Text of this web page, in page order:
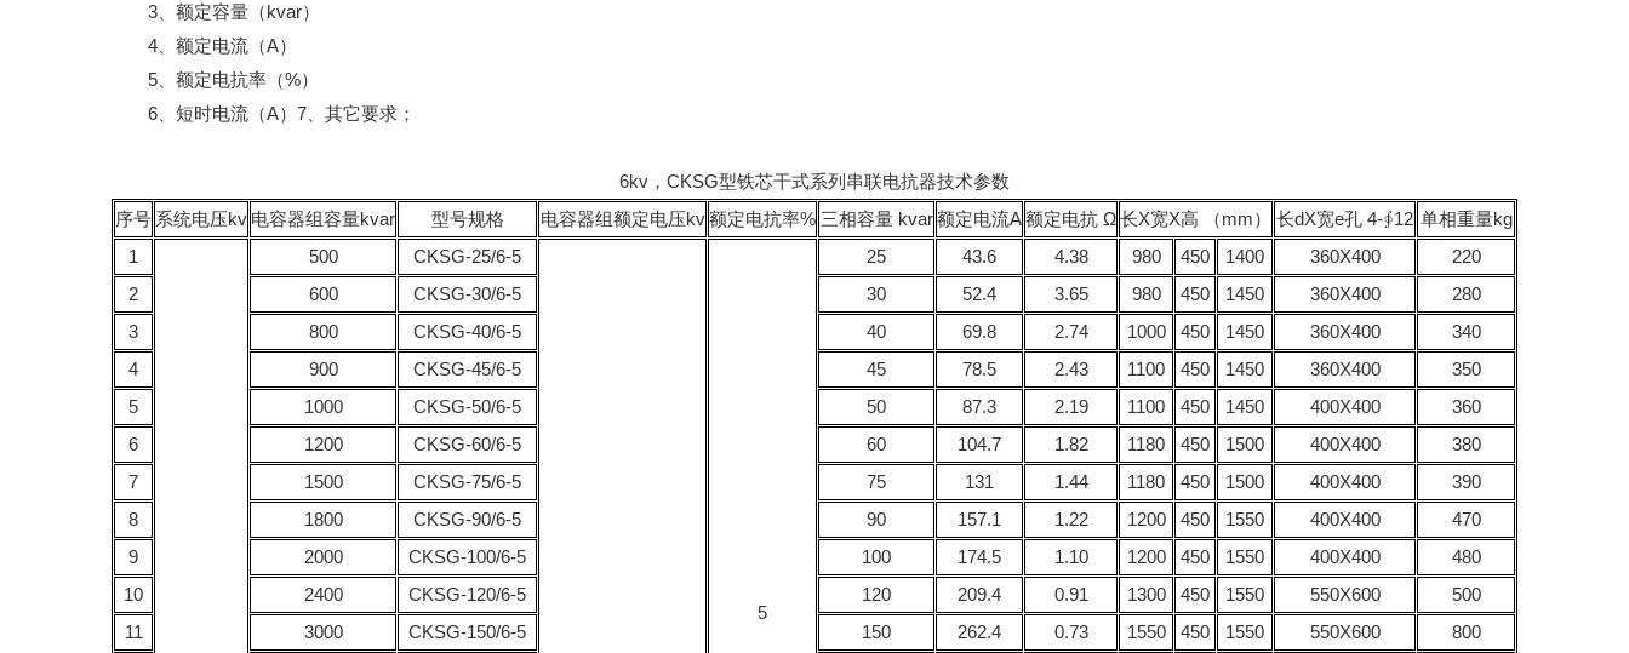
3、额定容量（kvar）
4、额定电流（A）
5、额定电抗率（%）
6、短时电流（A）7、其它要求；
6kv，CKSG型铁芯干式系列串联电抗器技术参数
序号 系统电压kv 电容器组容量kvar 型号规格 电容器组额定电压kv 额定电抗率% 三相容量 kvar 额定电流A额定电抗 Ω长Х宽Х高 （mm） 长dХ宽e孔 4-∮12 单相重量kg
1
500 CKSG-25/6-5
5
25 43.6 4.38 980 450 1400 360Х400
220
2
600 CKSG-30/6-5 30 52.4 3.65 980 450 1450 360Х400
280
3
800 CKSG-40/6-5 40 69.8 2.74 1000 450 1450 360Х400
340
4
900 CKSG-45/6-5 45 78.5 2.43 1100 450 1450 360Х400
350
5
1000 CKSG-50/6-5 50 87.3 2.19 1100 450 1450 400Х400
360
6
1200 CKSG-60/6-5 60 104.7 1.82 1180 450 1500 400Х400
380
7
1500 CKSG-75/6-5 75 131 1.44 1180 450 1500 400Х400
390
8
1800 CKSG-90/6-5 90 157.1 1.22 1200 450 1550 400Х400
470
9
2000 CKSG-100/6-5 100 174.5 1.10 1200 450 1550 400Х400
480
10
2400 CKSG-120/6-5 120 209.4 0.91 1300 450 1550 550Х600
500
11
3000 CKSG-150/6-5 150 262.4 0.73 1550 450 1550 550Х600
800